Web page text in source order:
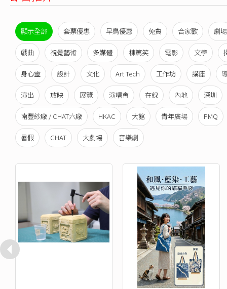
顯示全部 套票優惠 早鳥優惠 免費 合家歡 劇場
戲曲 視覺藝術 多媒體 棟篤笑 電影 文學
身心靈 設計 文化 Art Tech 工作坊 講座
演出 放映 展覽 演唱會 在線 內地 深圳
南豐紗廠 / CHAT六廠 HKAC 大館 青年廣場 PMQ
暑假 CHAT 大劇場 音樂劇